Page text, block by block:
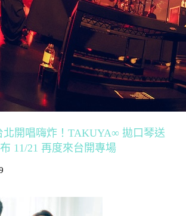
北開唱嗨炸！TAKUYA∞ 拋口琴送
11/21 再度來台開專場